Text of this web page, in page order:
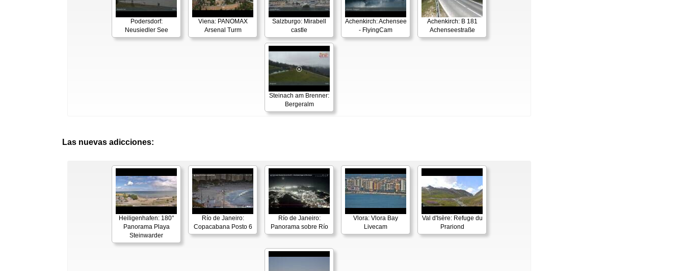
Podersdorf:
Neusiedler See
Viena: PANOMAX
Arsenal Turm
Salzburgo: Mirabell
castle
Achenkirch: Achensee
- FlyingCam
Achenkirch: B 181
Achenseestraße
Steinach am Brenner:
Bergeralm
Las nuevas adicciones:
Heiligenhafen: 180°
Panorama Playa
Steinwarder
Río de Janeiro:
Copacabana Posto 6
Río de Janeiro:
Panorama sobre Río
Vlora: Vlora Bay
Livecam
Val d'Isère: Refuge du
Prariond